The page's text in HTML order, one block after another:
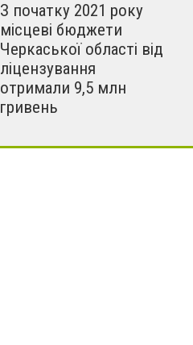
З початку 2021 року
місцеві бюджети
Черкаської області від
ліцензування
отримали 9,5 млн
гривень